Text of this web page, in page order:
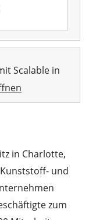
Scalable in
in Charlotte,
und
zum